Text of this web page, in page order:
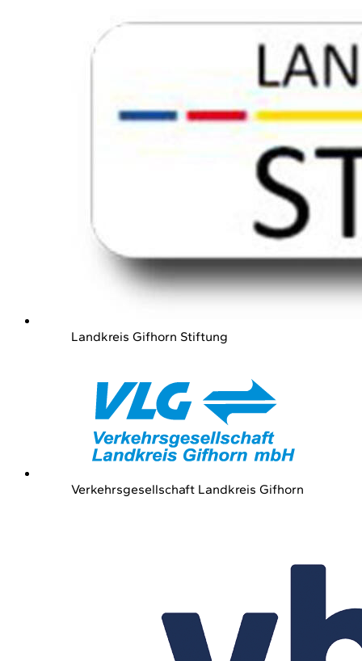
Landkreis Gifhorn Stiftung
Verkehrsgesellschaft Landkreis Gifhorn